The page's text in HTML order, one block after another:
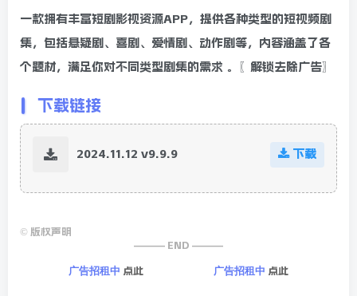
一款拥有丰富短剧影视资源APP，提供各种类型的短视频剧
集，包括悬疑剧、喜剧、爱情剧、动作剧等，内容涵盖了各
个题材，满足你对不同类型剧集的需求 。〖解锁去除广告〗
下载链接
2024.11.12 v9.9.9 下载
© 版权声明
——— END ———
广告招租中 点此 广告招租中 点此